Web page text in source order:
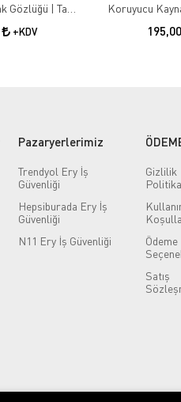
Gözlüğü | Tam
Gözlüğü
+KDV
Koruyucu
Kapalı İş195,00
Pazaryerlerimiz
Trendyol Ery İş
Güvenliği
Hepsiburada Ery İş
Güvenliği
N11 Ery İş Güvenliği
Gizlilik
Ödeme
Satış